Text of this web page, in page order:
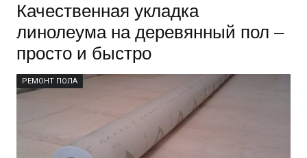
Качественная укладка
линолеума на деревянный пол –
просто и быстро
РЕМОНТ ПОЛА